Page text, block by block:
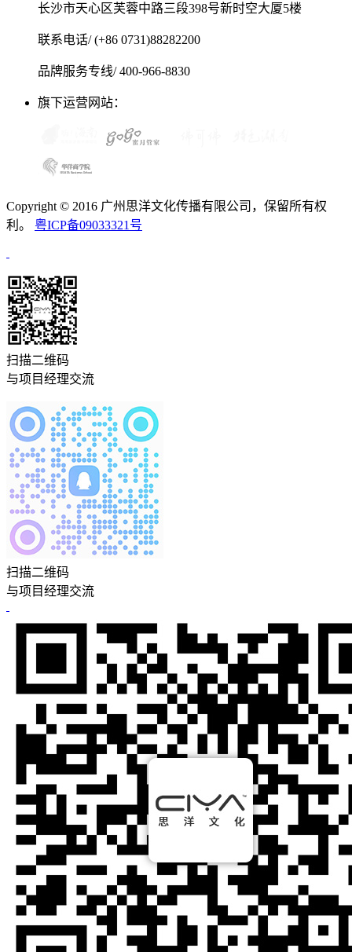
长沙市天心区芙蓉中路三段398号新时空大厦5楼
联系电话/ (+86 0731)88282200
品牌服务专线/ 400-966-8830
旗下运营网站：
Copyright © 2016 广州思洋文化传播有限公司，保留所有权
利。 粤ICP备09033321号
扫描二维码
与项目经理交流
扫描二维码
与项目经理交流